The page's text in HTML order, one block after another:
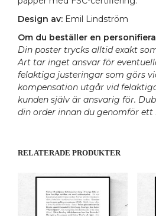
Design av: Emil Lindström
Om du beställer en
Din poster trycks alltid exakt
Art tar inget ansvar för
felaktiga justeringar som görs
kompensation utgår vid
kunden själv är ansvarig för.
din order innan du genomför ett
RELATERADE PRODUKTER